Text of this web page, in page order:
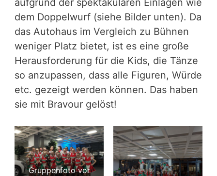
aufgrund der spektakulären Einlagen wie
dem Doppelwurf (siehe Bilder unten). Da
das Autohaus im Vergleich zu Bühnen
weniger Platz bietet, ist es eine große
Herausforderung für die Kids, die Tänze
so anzupassen, dass alle Figuren, Würde
etc. gezeigt werden können. Das haben
sie mit Bravour gelöst!
Gruppenfoto vor